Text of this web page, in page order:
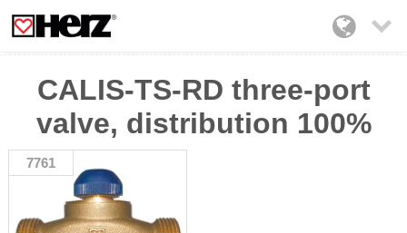

CALIS-TS-RD three-port
valve, distribution 100%
7761